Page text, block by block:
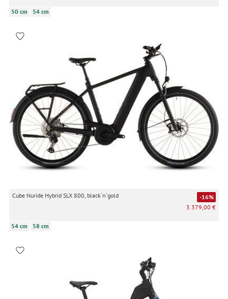
50 cm 54 cm
Cube Nuride Hybrid SLX 800, black´n´gold
-16%
3.379,00 €
54 cm 58 cm